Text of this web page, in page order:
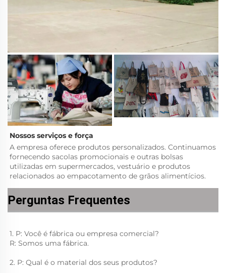
Nossos serviços e força
A empresa oferece produtos personalizados. Continuamos
fornecendo sacolas promocionais e outras bolsas
utilizadas em supermercados, vestuário e produtos
relacionados ao empacotamento de grãos alimentícios.
Perguntas Frequentes
1. P: Você é fábrica ou empresa comercial?
R: Somos uma fábrica.
2. P: Qual é o material dos seus produtos?